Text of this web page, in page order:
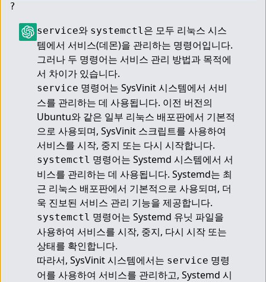
?
service와 systemctl은 모두 리눅스 시스
템에서 서비스(데몬)을 관리하는 명령어입니다.
그러나 두 명령어는 서비스 관리 방법과 목적에
서 차이가 있습니다.
service 명령어는 SysVinit 시스템에서 서비
스를 관리하는 데 사용됩니다. 이전 버전의
Ubuntu와 같은 일부 리눅스 배포판에서 기본적
으로 사용되며, SysVinit 스크립트를 사용하여
서비스를 시작, 중지 또는 다시 시작합니다.
systemctl 명령어는 Systemd 시스템에서 서
비스를 관리하는 데 사용됩니다. Systemd는 최
근 리눅스 배포판에서 기본적으로 사용되며, 더
systemctl 명령어는 Systemd 유닛 파일을
사용하여 서비스를 시작, 중지, 다시 시작 또는
상태를 확인합니다.
따라서, SysVinit 시스템에서는 service 명령
어를 사용하여 서비스를 관리하고, Systemd 시